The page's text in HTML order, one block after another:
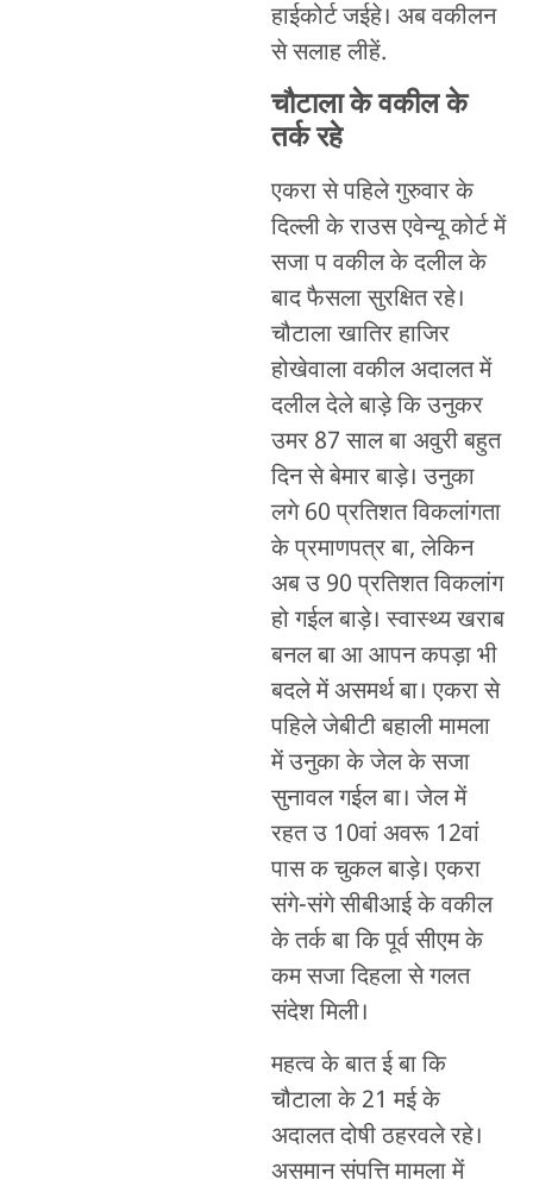
हाईकोर्ट जईहे। अब वकीलन
से सलाह लीहें.
चौटाला के वकील के
तर्क रहे
एकरा से पहिले गुरुवार के
दिल्ली के राउस एवेन्यू कोर्ट में
सजा प वकील के दलील के
बाद फैसला सुरक्षित रहे।
चौटाला खातिर हाजिर
होखेवाला वकील अदालत में
दलील देले बाड़े कि उनुकर
उमर 87 साल बा अवुरी बहुत
दिन से बेमार बाड़े। उनुका
लगे 60 प्रतिशत विकलांगता
के प्रमाणपत्र बा, लेकिन
अब उ 90 प्रतिशत विकलांग
हो गईल बाड़े। स्वास्थ्य खराब
बनल बा आ आपन कपड़ा भी
बदले में असमर्थ बा। एकरा से
पहिले जेबीटी बहाली मामला
में उनुका के जेल के सजा
सुनावल गईल बा। जेल में
रहत उ 10वां अवरू 12वां
पास क चुकल बाड़े। एकरा
संगे-संगे सीबीआई के वकील
के तर्क बा कि पूर्व सीएम के
कम सजा दिहला से गलत
संदेश मिली।
महत्व के बात ई बा कि
चौटाला के 21 मई के
अदालत दोषी ठहरवले रहे।
असमान संपत्ति मामला में